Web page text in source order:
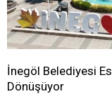
İnegöl Belediyesi
Dönüşüyor